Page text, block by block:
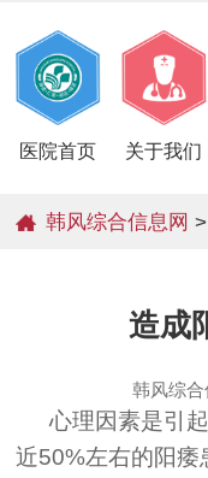
医院首页 关于我们
韩风综合信息网
造成
韩风综合
心理因素是引
近50%左右的阳痿